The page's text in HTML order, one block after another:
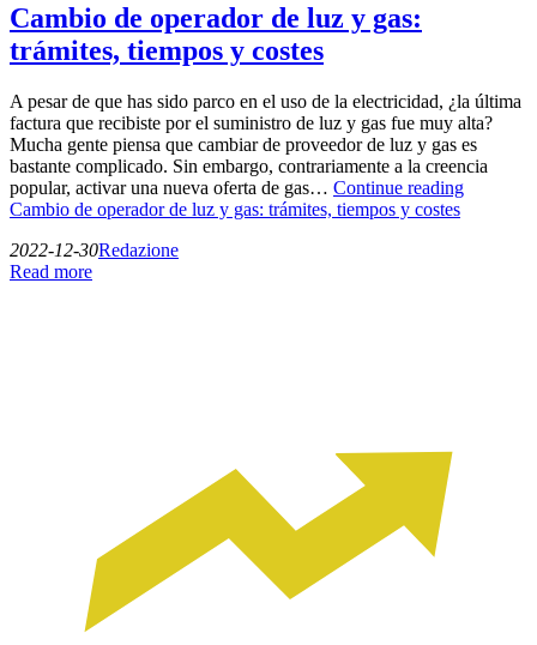
Cambio de operador de luz y gas:
trámites, tiempos y costes
A pesar de que has sido parco en el uso de la electricidad, ¿la última
factura que recibiste por el suministro de luz y gas fue muy alta?
Mucha gente piensa que cambiar de proveedor de luz y gas es
bastante complicado. Sin embargo, contrariamente a la creencia
popular, activar una nueva oferta de gas… Continue reading
Cambio de operador de luz y gas: trámites, tiempos y costes
2022-12-30Redazione
Read more